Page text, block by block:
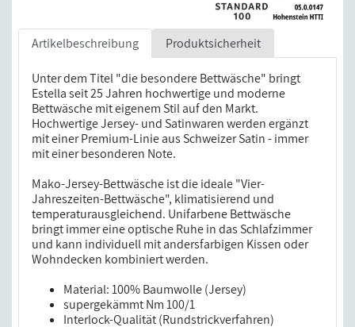
Artikelbeschreibung Produktsicherheit
Unter dem Titel "die besondere Bettwäsche" bringt
Estella seit 25 Jahren hochwertige und moderne
Bettwäsche mit eigenem Stil auf den Markt.
Hochwertige Jersey- und Satinwaren werden ergänzt
mit einer Premium-Linie aus Schweizer Satin - immer
mit einer besonderen Note.
Mako-Jersey-Bettwäsche ist die ideale "Vier-
Jahreszeiten-Bettwäsche", klimatisierend und
temperaturausgleichend. Unifarbene Bettwäsche
bringt immer eine optische Ruhe in das Schlafzimmer
und kann individuell mit andersfarbigen Kissen oder
Wohndecken kombiniert werden.
Material: 100% Baumwolle (Jersey)
supergekämmt Nm 100/1
Interlock-Qualität (Rundstrickverfahren)